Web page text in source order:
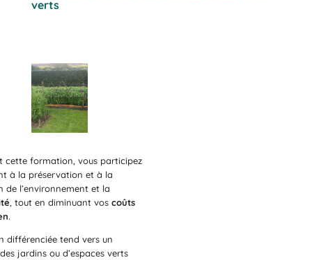
verts
cette formation, vous participez
à la préservation et à la
de l’environnement et la
, tout en diminuant vos coûts
.
différenciée tend vers un
jardins ou d’espaces verts